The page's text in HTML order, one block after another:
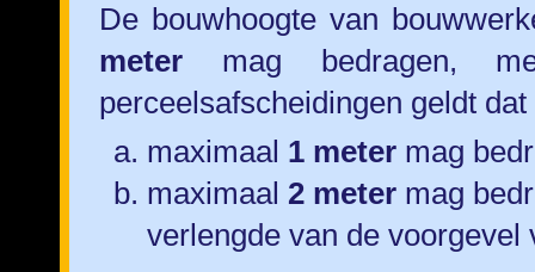
De bouwhoogte van
meter mag bedragen,
perceelsafscheidingen geldt
maximaal 1 meter mag
maximaal 2 meter mag
verlengde van de